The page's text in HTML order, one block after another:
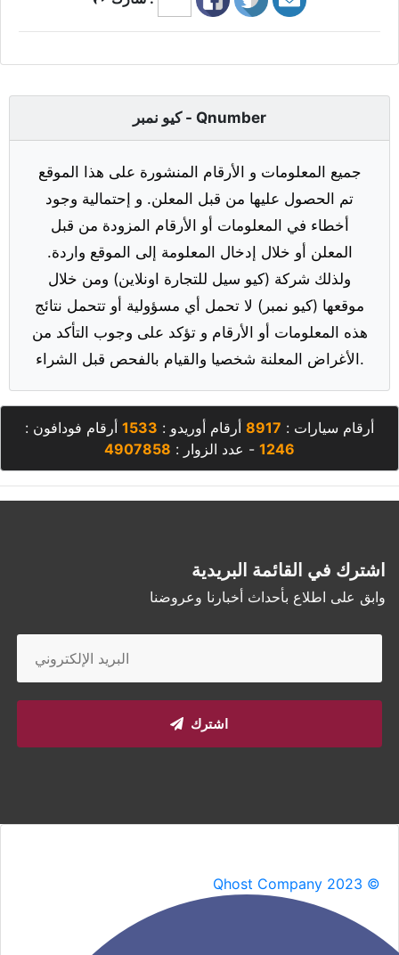
كيو نمبر - Qnumber
جميع المعلومات و الأرقام المنشورة على هذا الموقع
تم الحصول عليها من قبل المعلن. و إحتمالية وجود
أخطاء في المعلومات أو الأرقام المزودة من قبل
المعلن أو خلال إدخال المعلومة إلى الموقع واردة.
ولذلك شركة (كيو سيل للتجارة اونلاين) ومن خلال
موقعها (كيو نمبر) لا تحمل أي مسؤولية أو تتحمل نتائج
هذه المعلومات أو الأرقام و تؤكد على وجوب التأكد من
الأغراض المعلنة شخصيا والقيام بالفحص قبل الشراء.
أرقام سيارات : 8917 أرقام أوريدو : 1533 أرقام فودافون :
1246 - عدد الزوار : 4907858
اشترك في القائمة البريدية
وابق على اطلاع بأحداث أخبارنا وعروضنا
اشترك
Qhost Company 2023 ©